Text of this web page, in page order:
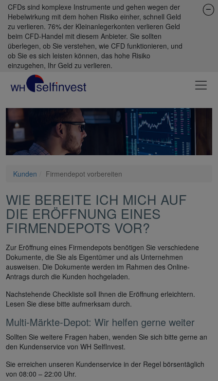
CFDs sind komplexe Instrumente und gehen wegen der
Hebelwirkung mit dem hohen Risiko einher, schnell Geld
zu verlieren. 76% der Kleinanlegerkonten verlieren Geld
beim CFD-Handel mit diesem Anbieter. Sie sollten
überlegen, ob Sie verstehen, wie CFD funktionieren, und
ob Sie es sich leisten können, das hohe Risiko
einzugehen, Ihr Geld zu verlieren.
Kunden Firmendepot vorbereiten
WIE BEREITE ICH MICH AUF
DIE ERÖFFNUNG EINES
FIRMENDEPOTS VOR?
Zur Eröffnung eines Firmendepots benötigen Sie verschiedene
Dokumente, die Sie als Eigentümer und als Unternehmen
ausweisen. Die Dokumente werden im Rahmen des Online-
Antrags durch die Kunden hochgeladen.
Nachstehende Checkliste soll Ihnen die Eröffnung erleichtern.
Lesen Sie diese bitte aufmerksam durch.
Multi-Märkte-Depot: Wir helfen gerne weiter
Sollten Sie weitere Fragen haben, wenden Sie sich bitte gerne an
den Kundenservice von WH SelfInvest.
Sie erreichen unseren Kundenservice in der Regel börsentäglich
von 08:00 – 22:00 Uhr.